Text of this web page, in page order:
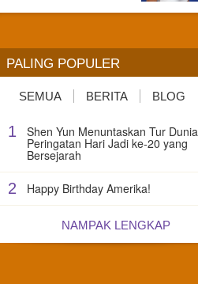
PALING POPULER
SEMUA BERITA BLOG
1 Shen Yun Menuntaskan Tur Dunia
Peringatan Hari Jadi ke-20 yang
Bersejarah
2 Happy Birthday Amerika!
NAMPAK LENGKAP